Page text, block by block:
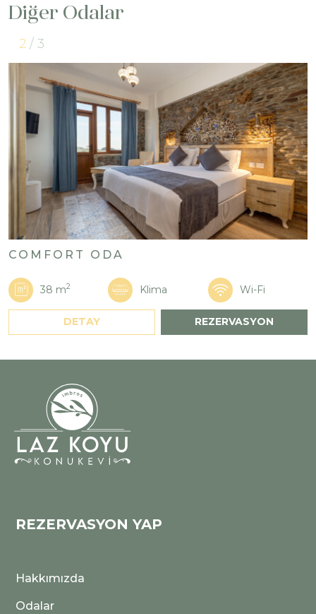
Diğer Odalar
2 / 3
COMFORT ODA
38 m2 Klima Wi-Fi
DETAY REZERVASYON
REZERVASYON YAP
Hakkımızda
Odalar